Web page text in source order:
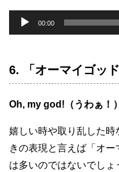
声
レ
ー
ヤ
00:00
6. 「オーマイゴッ
Oh, my god!（うわぁ！）
嬉しい時や取り乱した
きの表現と言えば「オ
は多いのではないでしょ